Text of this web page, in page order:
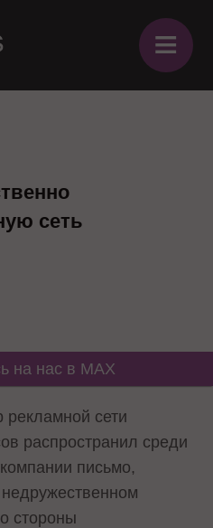
≡
сеть
на нас в MAX
рекламной сети
распространил среди
письмо,
стороны